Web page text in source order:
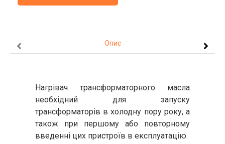
Опис
Нагрівач трансформаторного масла
необхідний для запуску
трансформаторів в холодну пору року, а
також при першому або повторному
введенні цих пристроїв в експлуатацію.